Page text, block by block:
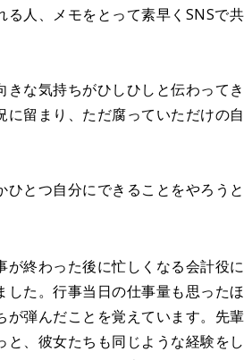
人、メモをとって素早くSNSで共
きな気持ちがひしひしと伝わってき
留まり、ただ腐っていただけの自
とつ自分にできることをやろうと
終わった後に忙しくなる会計役に
た。行事当日の仕事量も思ったほ
弾んだことを覚えています。先輩
、彼女たちも同じような経験をし